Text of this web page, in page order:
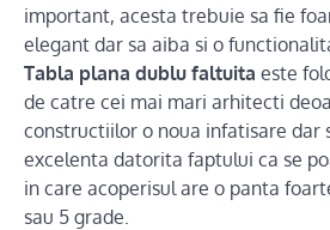
important, acesta trebuie sa fie
elegant dar sa aiba si o
Tabla plana dublu faltuita este
de catre cei mai mari arhitecti
constructiilor o noua infatisare dar
excelenta datorita faptului ca se
in care acoperisul are o panta
sau 5 grade.